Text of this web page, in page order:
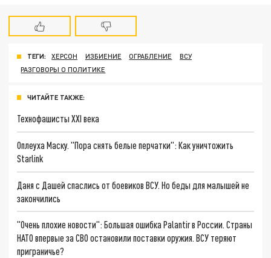
ТЕГИ: ХЕРСОН ИЗБИЕНИЕ ОГРАБЛЕНИЕ
ВСУ
РАЗГОВОРЫ О ПОЛИТИКЕ
ЧИТАЙТЕ ТАКЖЕ:
Технофашисты XXI века
Оплеуха Маску. "Пора снять белые перчатки": Как уничтожить
Starlink
Даня с Дашей спаслись от боевиков ВСУ. Но беды для малышей не
закончились
"Очень плохие новости": Большая ошибка Palantir в России. Страны
НАТО впервые за СВО остановили поставки оружия. ВСУ теряют
приграничье?